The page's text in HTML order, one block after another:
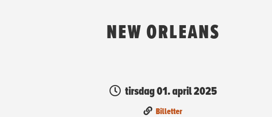
NEW ORLEANS
tirsdag 01. april 2025
Billetter